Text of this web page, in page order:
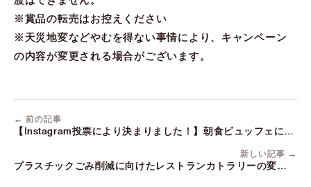
※賞品の転売はお控えください
※天災地変などやむを得ない事情により、キャンペーン
の内容が変更される場合がございます。
← 前の記事
【Instagram投票により決まりました！】朝食ビュッフェに油
新しい記事 →
プラスチックごみ削減に向けたレストランカトラリーの変更に